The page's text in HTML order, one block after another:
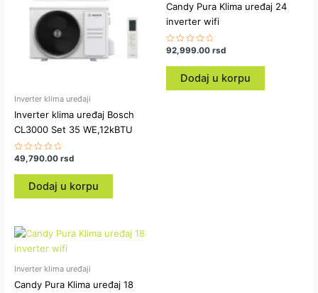
Inverter klima uređaji
Inverter klima uređaj Bosch
CL3000 Set 35 WE,12kBTU
Ocenjeno
0
49,790.00rsd
Dodaj u korpu
Candy Pura Klima uređaj 24
inverter wifi
Ocenjeno
0
92,999.00 rsd
Dodaj u korpu
Inverter klima uređaji
Candy Pura Klima uređaj 18